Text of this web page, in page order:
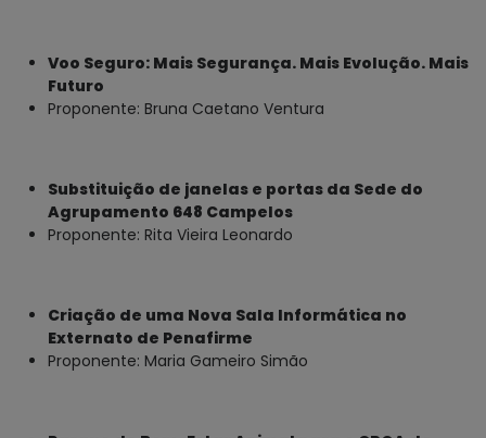
Voo Seguro: Mais Segurança. Mais Evolução. Mais
Futuro
Proponente: Bruna Caetano Ventura
Substituição de janelas e portas da Sede do
Agrupamento 648 Campelos
Proponente: Rita Vieira Leonardo
Criação de uma Nova Sala Informática no
Externato de Penafirme
Proponente: Maria Gameiro Simão